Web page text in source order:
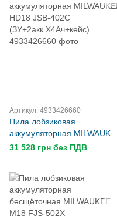
Артикул: 4933426660
Пила лобзиковая
аккумуляторная MILWAUKEE
HD18 JSB-402C
31 528 грн без ПДВ